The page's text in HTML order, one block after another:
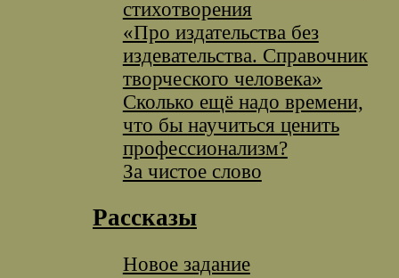
стихотворения
«Про издательства без
издевательства. Справочник
творческого человека»
Сколько ещё надо времени,
что бы научиться ценить
профессионализм?
За чистое слово
Рассказы
Новое задание